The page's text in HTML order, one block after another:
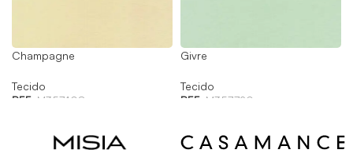
Champagne
Tecido
REF: M357408
Givre
Tecido
REF: M357720